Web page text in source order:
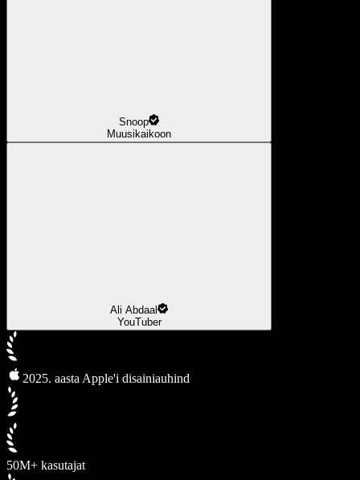
Snoop
Muusikaikoon
Ali Abdaal
YouTuber
2025. aasta Apple'i disainiauhind
50M+ kasutajat